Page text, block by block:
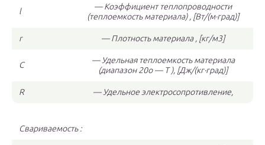
l
— Коэффициент теплопроводности
(теплоемкость материала) , [Вт/(м·град)]
r — Плотность материала , [кг/м3]
C
— Удельная теплоемкость материала
(диапазон 20o — T ), [Дж/(кг·град)]
R — Удельное электросопротивление,
Свариваемость :